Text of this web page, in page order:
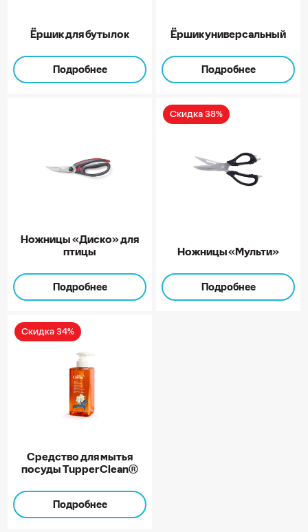
Ёршик для бутылок
Подробнее
Ёршик универсальный
Подробнее
Ножницы «Диско» для
птицы
Подробнее
Скидка 38%
Ножницы «Мульти»
Подробнее
Скидка 34%
Средство для мытья
посуды TupperClean®
Подробнее